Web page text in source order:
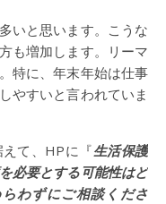
も増加します。リーマ
特に、年末年始は仕事
やすいと言われていま
て、HPに『生活保護
必要とする可能性はど
わずにご相談くださ